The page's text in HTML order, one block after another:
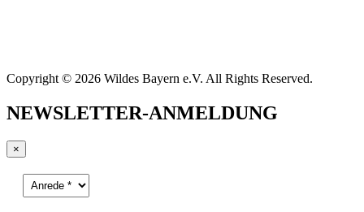
Copyright © 2026 Wildes Bayern e.V. All Rights Reserved.
NEWSLETTER-ANMELDUNG
×